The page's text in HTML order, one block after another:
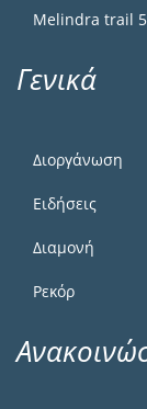
Melindra trail
Γενικά
Διοργάνωση
Ειδήσεις
Διαμονή
Ρεκόρ